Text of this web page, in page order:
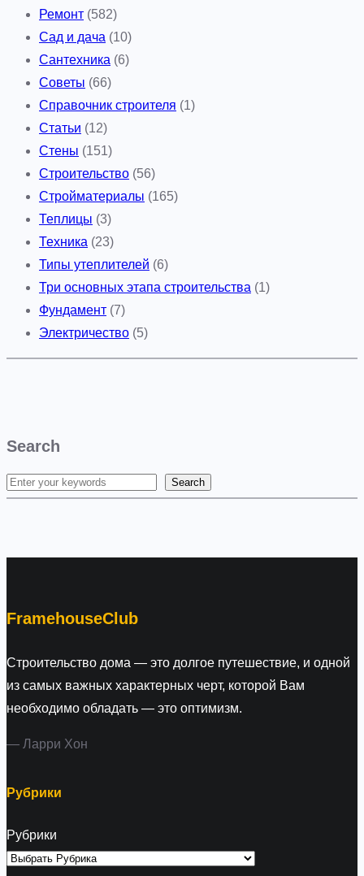
Ремонт (582)
Сад и дача (10)
Сантехника (6)
Советы (66)
Справочник строителя (1)
Статьи (12)
Стены (151)
Строительство (56)
Стройматериалы (165)
Теплицы (3)
Техника (23)
Типы утеплителей (6)
Три основных этапа строительства (1)
Фундамент (7)
Электричество (5)
Search
S
Search
FramehouseClub
Строительство дома — это долгое путешествие, и одной
из самых важных характерных черт, которой Вам
необходимо обладать — это оптимизм.
— Ларри Хон
Рубрики
Рубрики